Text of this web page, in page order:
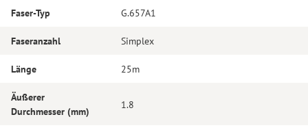
Faser-Typ G.657A1
Faseranzahl Simplex
Länge 25m
Äußerer
Durchmesser (mm)
1.8